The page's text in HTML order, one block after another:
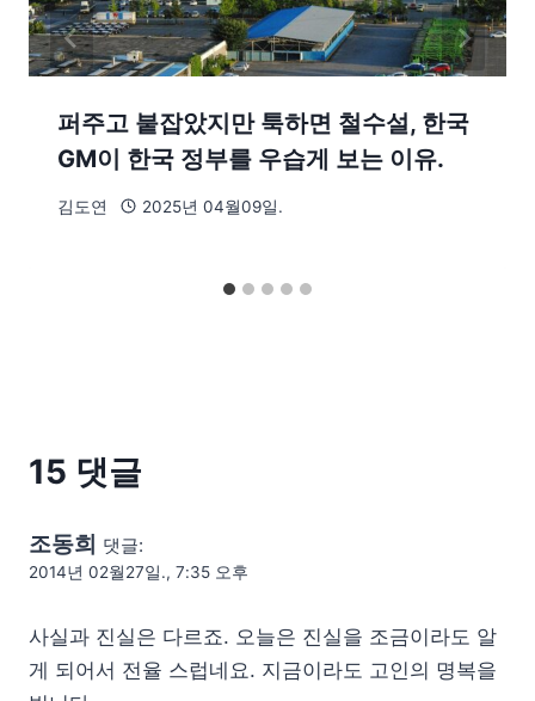
퍼주고 붙잡았지만 툭하면 철수설, 한국
GM이 한국 정부를 우습게 보는 이유.
김도연 2025년 04월09일.
15 댓글
조동희 댓글:
2014년 02월27일., 7:35 오후
사실과 진실은 다르죠. 오늘은 진실을 조금이라도 알
게 되어서 전율 스럽네요. 지금이라도 고인의 명복을